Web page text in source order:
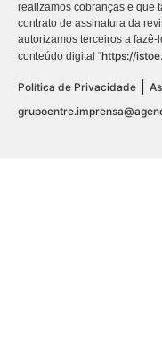
realizamos cobranças e que
contrato de assinatura da
autorizamos terceiros a
conteúdo digital “https://
Política de Privacidade